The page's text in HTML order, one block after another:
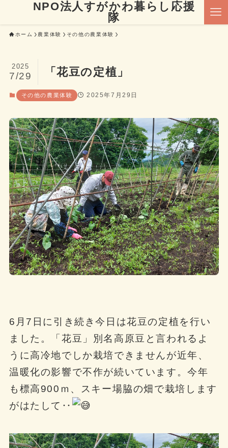
NPO法人すがかわ暮らし応援
隊
ホーム 農業体験 その他の農業体験
「花豆の定植」
2025
7/29
その他の農業体験 2025年7月29日
6月7日に引き続き今日は花豆の定植を行い
ました。「花豆」別名高原豆と言われるよ
うに高冷地でしか栽培できませんが近年、
温暖化の影響で不作が続いています。今年
も標高900ｍ、スキー場脇の畑で栽培します
がはたして‥